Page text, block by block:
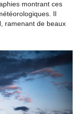
montrant ces
Il
ramenant de beaux